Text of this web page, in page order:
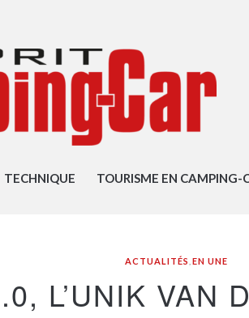
TECHNIQUE TOURISME EN CAMPING-
ACTUALITÉS EN UNE
L’UNIK VAN